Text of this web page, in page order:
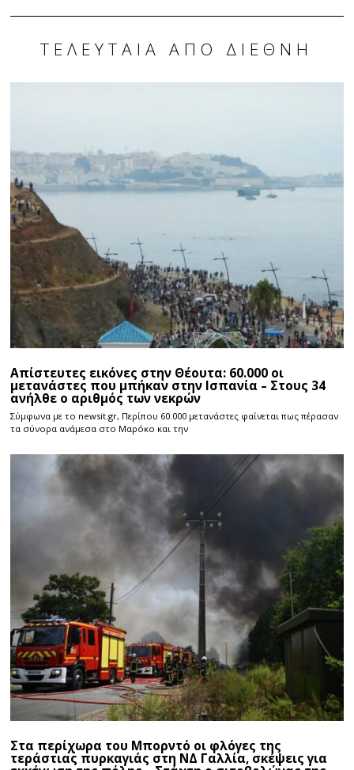
ΤΕΛΕΥΤΑΊΑ ΑΠΌ ΔΙΕΘΝΉ
Απίστευτες εικόνες στην Θέουτα: 60.000 οι
μετανάστες που μπήκαν στην Ισπανία – Στους 34
ανήλθε ο αριθμός των νεκρών
Σύμφωνα με το newsit.gr, Περίπου 60.000 μετανάστες φαίνεται πως πέρασαν
τα σύνορα ανάμεσα στο Μαρόκο και την
Στα περίχωρα του Μπορντό οι φλόγες της
τεράστιας πυρκαγιάς στη ΝΔ Γαλλία, σκέψεις για